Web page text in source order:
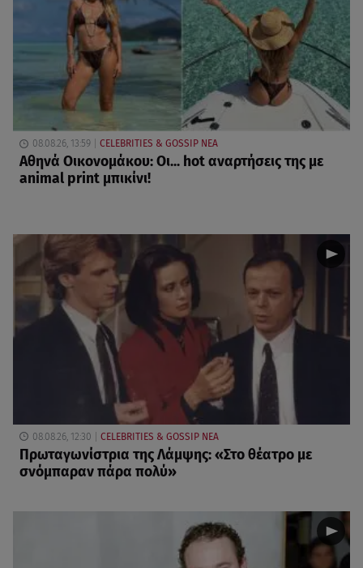
08.08.26, 13:59 CELEBRITIES & GOSSIP ΝΕΑ
Αθηνά Οικονομάκου: Οι... hot αναρτήσεις της με
animal print μπικίνι!
08.08.26, 12:30 CELEBRITIES & GOSSIP ΝΕΑ
Πρωταγωνίστρια της Λάμψης: «Στο θέατρο με
σνόμπαραν πάρα πολύ»